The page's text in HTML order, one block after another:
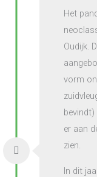
Het
Oudijk.
vorm
er aan
zien.
In dit